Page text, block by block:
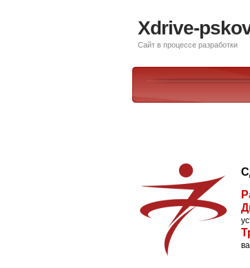
Xdrive-
Сайт в процессе разработки